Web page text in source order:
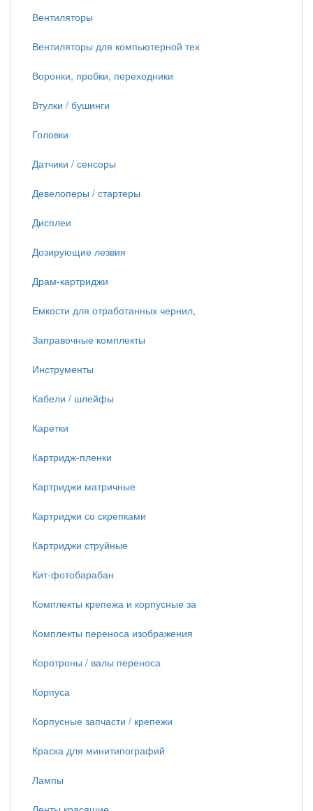
Вентиляторы
Вентиляторы для компьютерной тех
Воронки, пробки, переходники
Втулки / бушинги
Головки
Датчики / сенсоры
Девелоперы / стартеры
Дисплеи
Дозирующие лезвия
Драм-картриджи
Емкости для отработанных чернил,
Заправочные комплекты
Инструменты
Кабели / шлейфы
Каретки
Картридж-пленки
Картриджи матричные
Картриджи со скрепками
Картриджи струйные
Кит-фотобарабан
Комплекты крепежа и корпусные за
Комплекты переноса изображения
Коротроны / валы переноса
Корпуса
Корпусные запчасти / крепежи
Краска для минитипографий
Лампы